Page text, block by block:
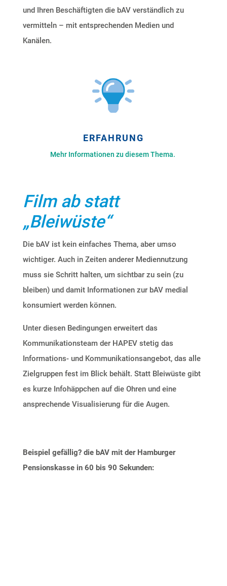
und Ihren Beschäftigten die bAV verständlich zu
vermitteln – mitentsprechenden Medien und
Kanälen.
ERFAHRUNG
Mehr Informationen zu diesem Thema.
Film ab statt
„Bleiwüste“
Die bAV ist kein einfaches Thema, aber umso
wichtiger. Auch in Zeiten anderer Mediennutzung
muss sie Schritt halten, um sichtbar zu sein (zu
bleiben) und damit Informationen zur bAV medial
konsumiert werden können.
Unter diesen Bedingungen erweitert das
Kommunikationsteam der HAPEV stetig das
Informations- und Kommunikationsangebot, das alle
Zielgruppen fest im Blick behält. Statt Bleiwüste gibt
es kurze Infohäppchen auf die Ohren und eine
ansprechende Visualisierung für die Augen.
Beispiel gefällig? die bAV mit der Hamburger
Pensionskasse in 60 bis 90 Sekunden: